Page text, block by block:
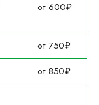
от 600₽
от 750₽
от 850₽